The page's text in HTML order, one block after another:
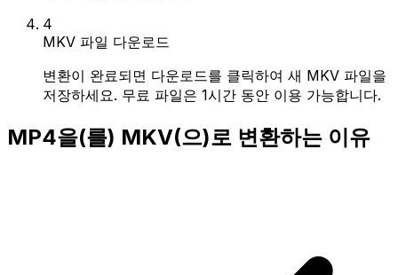
4
MKV 파일 다운로드
변환이 완료되면 다운로드를 클릭하여 새 MKV 파일을
저장하세요. 무료 파일은 1시간 동안 이용 가능합니다.
MP4을(를) MKV(으)로 변환하는 이유